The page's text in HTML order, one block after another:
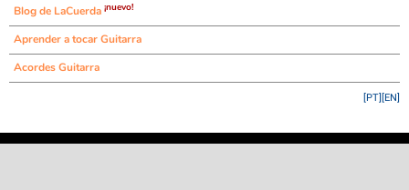
Blog de LaCuerda ¡nuevo!
Aprender a tocar Guitarra
Acordes Guitarra
[EN]
[PT]